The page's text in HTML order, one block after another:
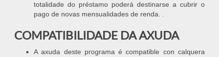
totalidade do préstamo poderá destinarse a cubrir o
pago de novas mensualidades de renda. .
COMPATIBILIDADE DA AXUDA
A axuda deste programa é compatible con calquera